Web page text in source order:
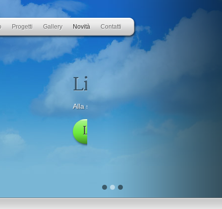
Progetti Gallery Novità Contatti